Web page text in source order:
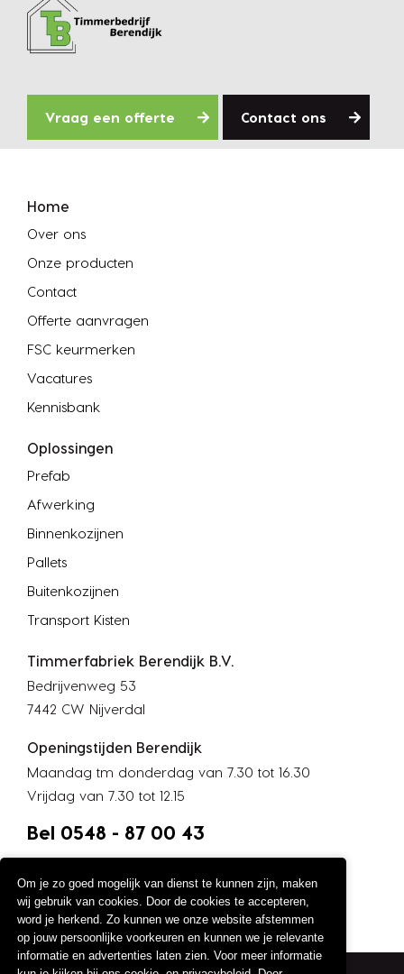
Om je zo goed mogelijk van dienst te kunnen zijn, maken
wij gebruik van cookies. Door de cookies te accepteren,
word je herkend. Zo kunnen we onze website afstemmen
op jouw persoonlijke voorkeuren en kunnen we je relevante
informatie en advertenties laten zien. Voor meer informatie
Vraag een offerte Contact ons
Home
Over ons
Onze producten
Contact
Offerte aanvragen
FSC keurmerken
Vacatures
Kennisbank
Oplossingen
Prefab
Afwerking
Binnenkozijnen
Pallets
Buitenkozijnen
Transport Kisten
Timmerfabriek Berendijk B.V.
Bedrijvenweg 53
7442 CW Nijverdal
Openingstijden Berendijk
Maandag tm donderdag van 7.30 tot 16.30
Vrijdag van 7.30 tot 12.15
Bel 0548 - 87 00 43